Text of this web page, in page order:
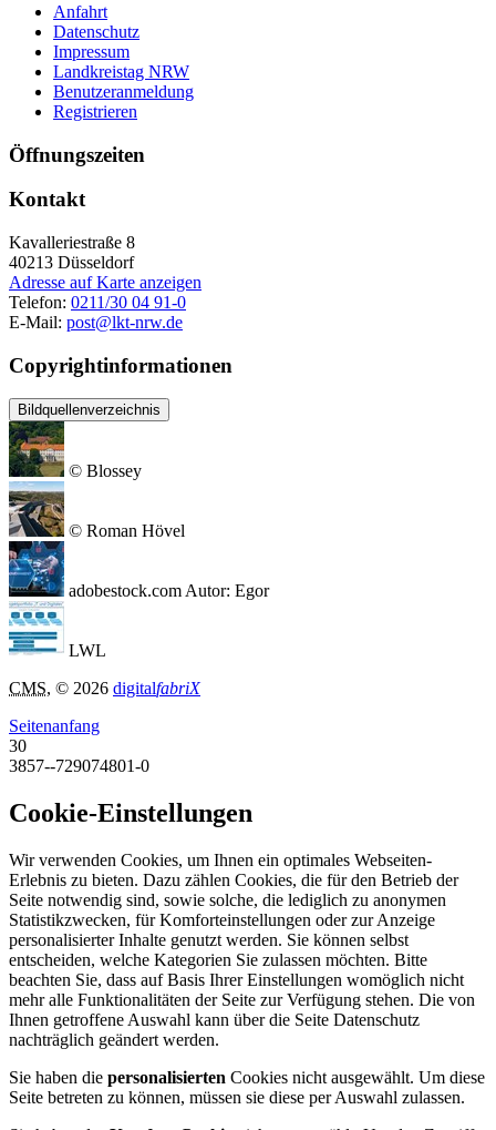
Anfahrt
Datenschutz
Impressum
Landkreistag NRW
Benutzeranmeldung
Registrieren
Öffnungszeiten
Kontakt
Kavalleriestraße 8
40213 Düsseldorf
Adresse auf Karte anzeigen
Telefon: 0211/30 04 91-0
E-Mail: post@lkt-nrw.de
Copyrightinformationen
Bildquellenverzeichnis
© Blossey
© Roman Hövel
adobestock.com Autor: Egor
LWL
CMS, © 2026 digitalfabriX
Seitenanfang
30
3857--729074801-0
Cookie-Einstellungen
Wir verwenden Cookies, um Ihnen ein optimales Webseiten-
Erlebnis zu bieten. Dazu zählen Cookies, die für den Betrieb der
Seite notwendig sind, sowie solche, die lediglich zu anonymen
Statistikzwecken, für Komforteinstellungen oder zur Anzeige
personalisierter Inhalte genutzt werden. Sie können selbst
entscheiden, welche Kategorien Sie zulassen möchten. Bitte
beachten Sie, dass auf Basis Ihrer Einstellungen womöglich nicht
mehr alle Funktionalitäten der Seite zur Verfügung stehen. Die von
Ihnen getroffene Auswahl kann über die Seite Datenschutz
nachträglich geändert werden.
Sie haben die personalisierten Cookies nicht ausgewählt. Um diese
Seite betreten zu können, müssen sie diese per Auswahl zulassen.